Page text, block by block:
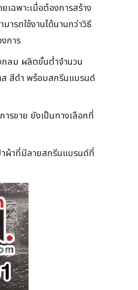
ฉพาะเมื่อต้องการสร้าง
รถใช้งานได้นานกว่าวิธี
การ
ลม ผลิตขั้นต่ำจำนวน
ส สีดำ พร้อมสกรีนแบรนด์
รขาย ยังเป็นทางเลือกที่
าผ้าที่มีลายสกรีนแบรนด์ที่